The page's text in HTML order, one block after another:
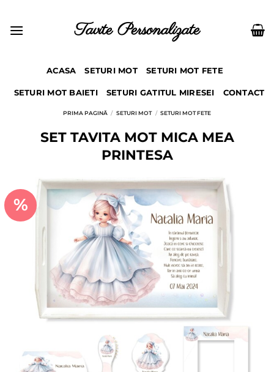
content
Tavite Personalizate
ACASA SETURI MOT SETURI MOT FETE
SETURI MOT BAIETI SETURI GATITUL MIRESEI CONTACT
PRIMA PAGINĂ / SETURI MOT / SETURI MOT FETE
SET TAVITA MOT MICA MEA
PRINTESA
%